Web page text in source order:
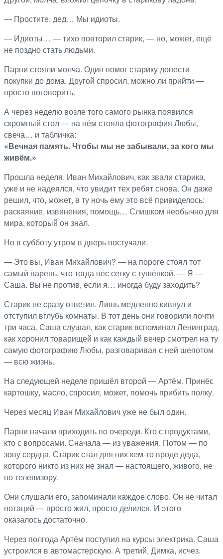
— Простите, дед… Мы идиоты.
— Идиоты… — тихо повторил старик, — но, может, ещё
не поздно стать людьми.
Парни стояли молча. Один помог старику донести
покупки до дома. Другой спросил, можно ли прийти —
просто поговорить.
А через неделю возле того самого рынка появился
скромный стол — на нём стояла фотография Любы,
свеча… и табличка:
«Вечная память. Чтобы мы не забывали, за кого мы
живём.»
Прошла неделя. Иван Михайлович, как звали старика,
уже и не надеялся, что увидит тех ребят снова. Он даже
решил, что, может, в ту ночь ему это всё привиделось:
раскаяние, извинения, помощь… Слишком необычно для
мира, который он знал.
Но в субботу утром в дверь постучали.
— Это вы, Иван Михайлович? — на пороге стоял тот
самый парень, что тогда нёс сетку с тушёнкой. — Я —
Саша. Вы не против, если я… иногда буду заходить?
Старик не сразу ответил. Лишь медленно кивнул и
отступил вглубь комнаты. В тот день они говорили почти
три часа. Саша слушал, как старик вспоминал Ленинград,
как хоронил товарищей и как каждый вечер смотрел на ту
самую фотографию Любы, разговаривая с ней шепотом
— всю жизнь.
На следующей неделе пришёл второй — Артём. Принёс
картошку, масло, спросил, может, помочь прибить полку.
Через месяц Иван Михайлович уже не был один.
Парни начали приходить по очереди. Кто с продуктами,
кто с вопросами. Сначала — из уважения. Потом — по
зову сердца. Старик стал для них кем-то вроде деда,
которого никто из них не знал — настоящего, живого, не
по телевизору.
Они слушали его, запоминали каждое слово. Он не читал
нотаций — просто жил, просто делился. И этого
оказалось достаточно.
Через полгода Артём поступил на курсы электрика. Саша
устроился в автомастерскую. А третий, Димка, исчез.